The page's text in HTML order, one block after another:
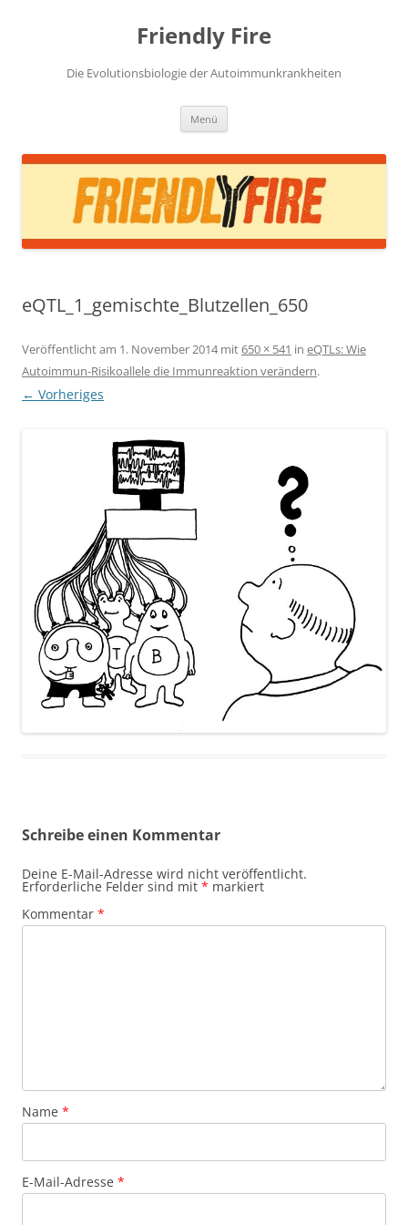
Friendly Fire
Die Evolutionsbiologie der Autoimmunkrankheiten
Menü
eQTL_1_gemischte_Blutzellen_650
Veröffentlicht am 1. November 2014mit650 × 541 in eQTLs: Wie
Autoimmun-Risikoallele die Immunreaktion verändern.
← Vorheriges
Schreibe einen Kommentar
Deine E-Mail-Adresse wird nicht veröffentlicht.
Erforderliche Felder sind mit * markiert
Kommentar *
Name *
E-Mail-Adresse *